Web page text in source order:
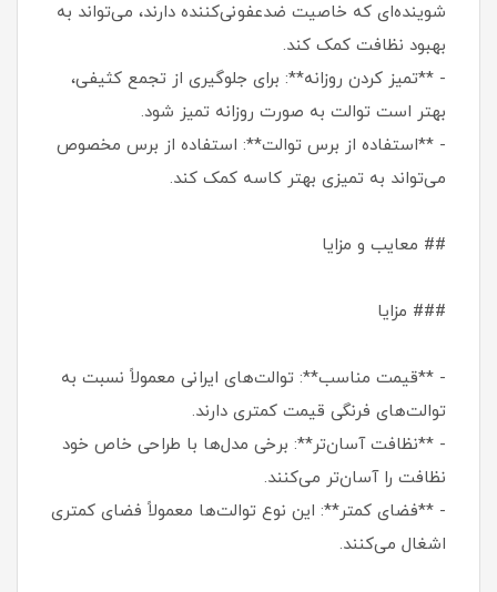
شوینده‌ای که خاصیت ضدعفونی‌کننده دارند، می‌تواند به
بهبود نظافت کمک کند.
- **تمیز کردن روزانه**: برای جلوگیری از تجمع کثیفی،
بهتر است توالت به صورت روزانه تمیز شود.
- **استفاده از برس توالت**: استفاده از برس مخصوص
می‌تواند به تمیزی بهتر کاسه کمک کند.
## معایب و مزایا
### مزایا
- **قیمت مناسب**: توالت‌های ایرانی معمولاً نسبت به
توالت‌های فرنگی قیمت کمتری دارند.
- **نظافت آسان‌تر**: برخی مدل‌ها با طراحی خاص خود
نظافت را آسان‌تر می‌کنند.
- **فضای کمتر**: این نوع توالت‌ها معمولاً فضای کمتری
اشغال می‌کنند.